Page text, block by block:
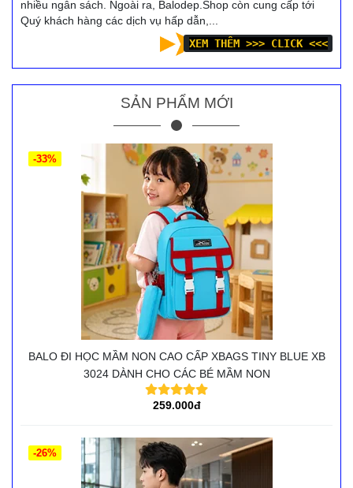
nhiều ngân sách. Ngoài ra, Balodep.Shop còn cung cấp tới
Quý khách hàng các dịch vụ hấp dẫn,...
XEM THÊM >>> CLICK <<<
SẢN PHẨM MỚI
BALO ĐI HỌC MẦM NON CAO CẤP XBAGS TINY BLUE XB
3024 DÀNH CHO CÁC BÉ MẦM NON
259.000đ
-33%
-26%